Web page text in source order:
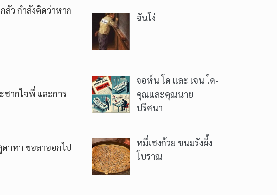
ลัว กำลังคิดว่าหาก
ชากใจพี่ และการ
าหา ขอลาออกไป
ฉันโง่
จอห์น โด และ เจน โด-
คุณและคุณนาย
ปริศนา
หมี่เชงก้วย ขนมรังผึ้ง
โบราณ